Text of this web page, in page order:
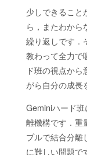
少しできること
ら，またわか
繰り返しです．
教わって全力で
ド班の視点か
がら自分の成長
Geminiハード
離機構です．重
プルで結合分離
に難しい問題で